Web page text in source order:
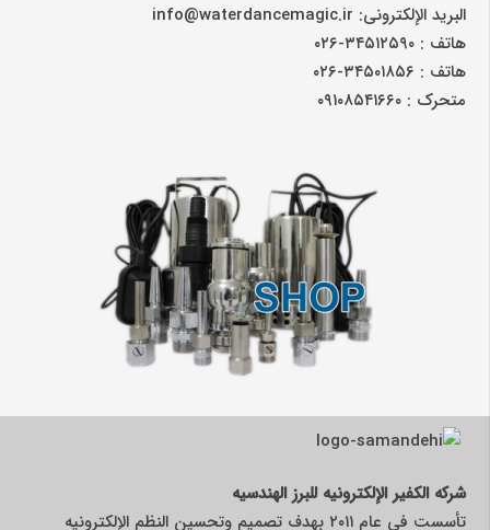
البرید الإلکترونی: info@waterdancemagic.ir
هاتف : ۳۴۵۱۲۵۹۰-۰۲۶
هاتف : ۳۴۵۰۱۸۵۶-۰۲۶
متحرک : ۰۹۱۰۸۵۴۱۶۶۰
شرکه الکفیر الإلکترونیه للبرز الهندسیه
تأسست فی عام ۲۰۱۱ بهدف تصمیم وتحسین النظم الإلکترونیه